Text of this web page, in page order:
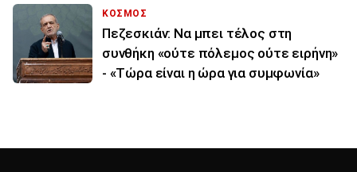
ΚΟΣΜΟΣ
Πεζεσκιάν: Να μπει τέλος στη
συνθήκη «ούτε πόλεμος ούτε ειρήνη»
- «Τώρα είναι η ώρα για συμφωνία»